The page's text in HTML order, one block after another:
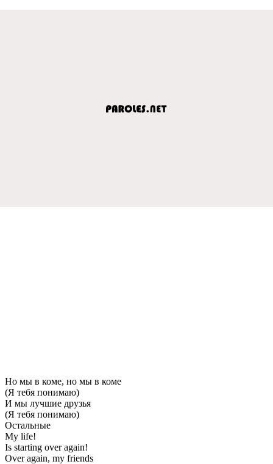
Но мы в коме, но мы в коме
(Я тебя понимаю)
И мы лучшие друзья
(Я тебя понимаю)
Остальные
My life!
Is starting over again!
Over again, my friends